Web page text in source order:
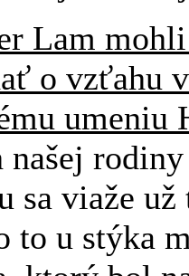
Lam
o vzťahu
umeniu
sa viaže
to u stýka